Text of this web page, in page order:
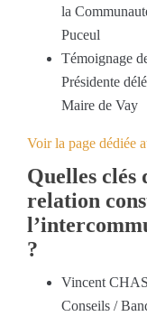
la
Puceul
Témoignage
Présidente
Maire de Vay
Voir la page dédiée
Quelles clés
relation
?
Vincent
Conseils /